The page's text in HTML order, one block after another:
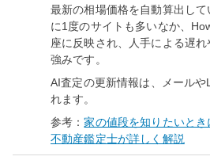
最新の相場価格を自動算出して
に1度のサイトも多いなか、
座に反映され、人手による遅
強みです。
AI査定の更新情報は、メールや
れます。
参考：家の値段を知りたいと
不動産鑑定士が詳しく解説